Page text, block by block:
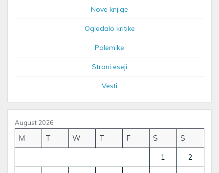
Nove knjige
Ogledalo kritike
Polemike
Strani eseji
Vesti
August 2026
M T W T F S S
1 2